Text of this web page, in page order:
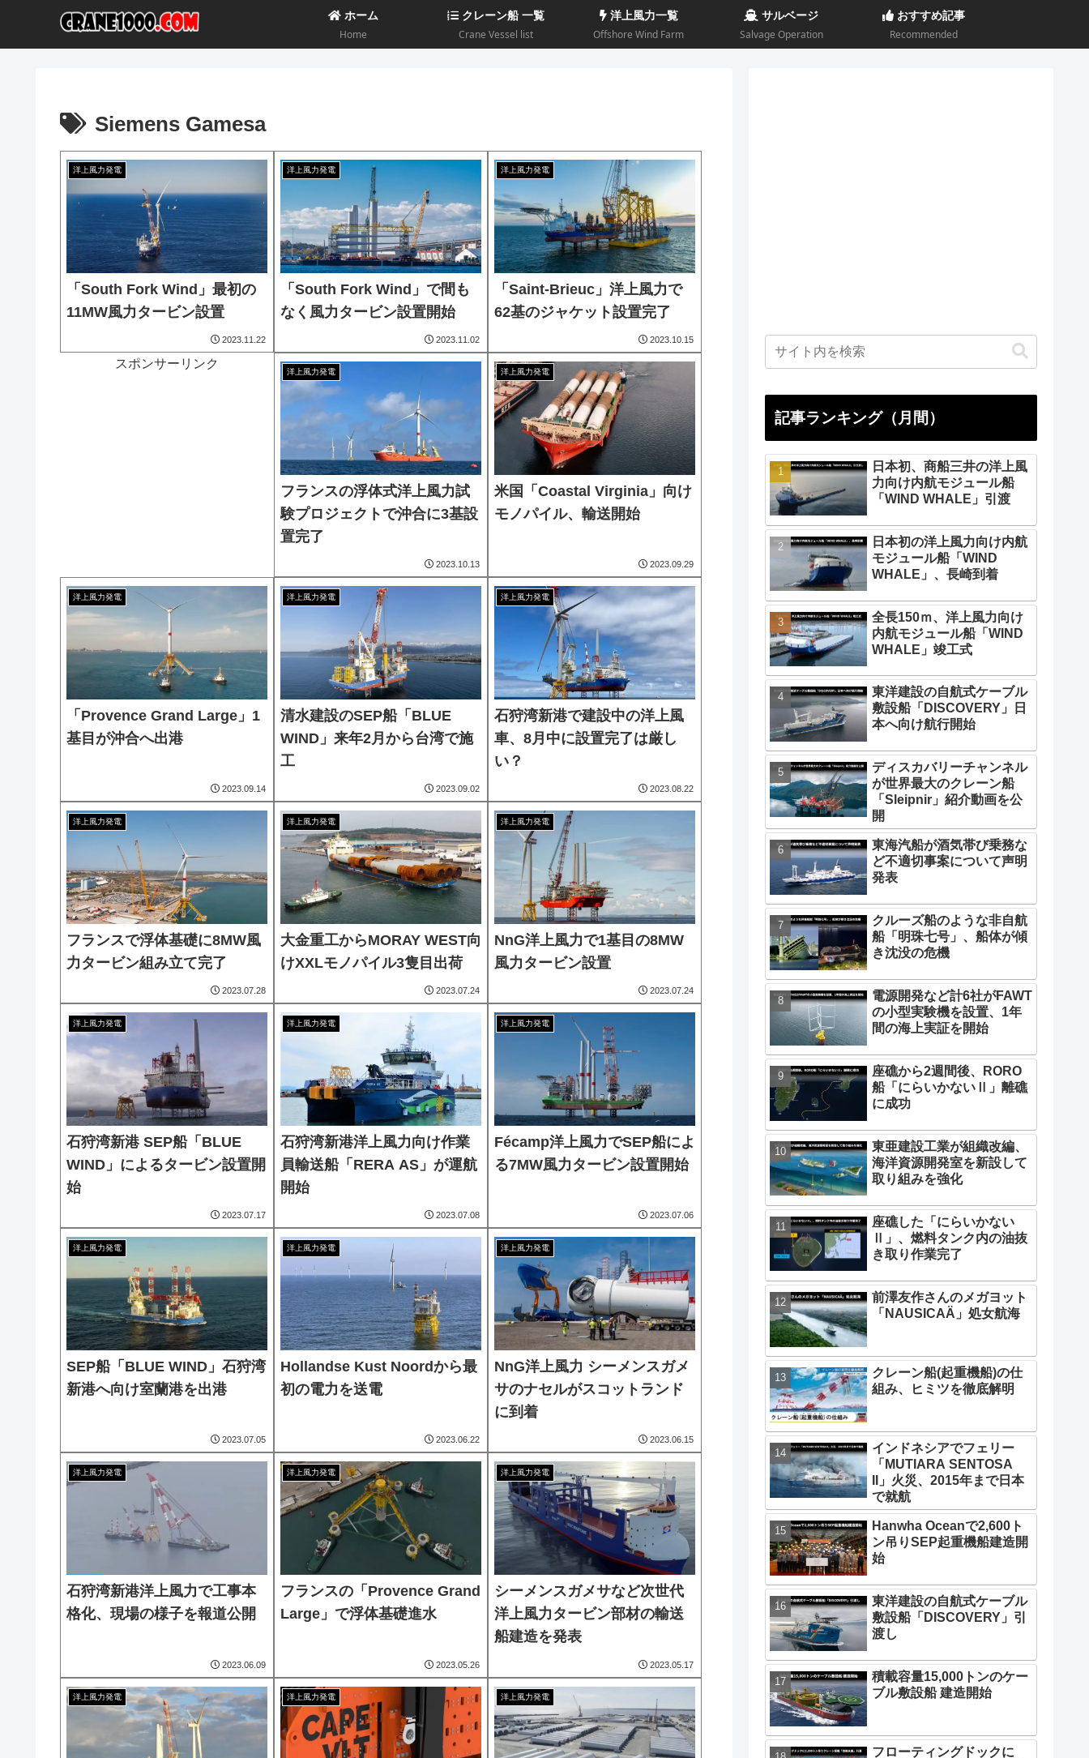
ホーム
Home
クレーン船 一覧
Crane Vessel list
洋上風力一覧
Offshore Wind Farm
サルベージ
Salvage Operation
おすすめ記事
Recommended
Siemens Gamesa
洋上風力発電
「South Fork Wind」最初の
11MW風力タービン設置
2023.11.22
洋上風力発電
「South Fork Wind」で間も
なく風力タービン設置開始
2023.11.02
洋上風力発電
「Saint-Brieuc」洋上風力で
62基のジャケット設置完了
2023.10.15
スポンサーリンク
洋上風力発電
フランスの浮体式洋上風力試
験プロジェクトで沖合に3基設
置完了
2023.10.13
洋上風力発電
米国「Coastal Virginia」向け
モノパイル、輸送開始
2023.09.29
洋上風力発電
「Provence Grand Large」1
基目が沖合へ出港
2023.09.14
洋上風力発電
清水建設のSEP船「BLUE
WIND」来年2月から台湾で施
工
2023.09.02
洋上風力発電
石狩湾新港で建設中の洋上風
車、8月中に設置完了は厳し
い？
2023.08.22
洋上風力発電
フランスで浮体基礎に8MW風
力タービン組み立て完了
2023.07.28
洋上風力発電
大金重工からMORAY WEST向
けXXLモノパイル3隻目出荷
2023.07.24
洋上風力発電
NnG洋上風力で1基目の8MW
風力タービン設置
2023.07.24
洋上風力発電
石狩湾新港 SEP船「BLUE
WIND」によるタービン設置開
始
2023.07.17
洋上風力発電
石狩湾新港洋上風力向け作業
員輸送船「RERA AS」が運航
開始
2023.07.08
洋上風力発電
Fécamp洋上風力でSEP船によ
る7MW風力タービン設置開始
2023.07.06
洋上風力発電
SEP船「BLUE WIND」石狩湾
新港へ向け室蘭港を出港
2023.07.05
洋上風力発電
Hollandse Kust Noordから最
初の電力を送電
2023.06.22
洋上風力発電
NnG洋上風力 シーメンスガメ
サのナセルがスコットランド
に到着
2023.06.15
洋上風力発電
石狩湾新港洋上風力で工事本
格化、現場の様子を報道公開
2023.06.09
洋上風力発電
フランスの「Provence Grand
Large」で浮体基礎進水
2023.05.26
洋上風力発電
シーメンスガメサなど次世代
洋上風力タービン部材の輸送
船建造を発表
2023.05.17
洋上風力発電 洋上風力発電 洋上風力発電
記事ランキング（月間）
日本初、商船三井の洋上風
力向け内航モジュール船
「WIND WHALE」引渡
日本初の洋上風力向け内航
モジュール船「WIND
WHALE」、長崎到着
全長150ｍ、洋上風力向け
内航モジュール船「WIND
WHALE」竣工式
東洋建設の自航式ケーブル
敷設船「DISCOVERY」日
本へ向け航行開始
ディスカバリーチャンネル
が世界最大のクレーン船
「Sleipnir」紹介動画を公
開
東海汽船が酒気帯び乗務な
ど不適切事案について声明
発表
クルーズ船のような非自航
船「明珠七号」、船体が傾
き沈没の危機
電源開発など計6社がFAWT
の小型実験機を設置、1年
間の海上実証を開始
座礁から2週間後、RORO
船「にらいかないⅡ」離礁
に成功
東亜建設工業が組織改編、
海洋資源開発室を新設して
取り組みを強化
座礁した「にらいかない
Ⅱ」、燃料タンク内の油抜
き取り作業完了
前澤友作さんのメガヨット
「NAUSICAÄ」処女航海
クレーン船(起重機船)の仕
組み、ヒミツを徹底解明
インドネシアでフェリー
「MUTIARA SENTOSA
II」火災、2015年まで日本
で就航
Hanwha Oceanで2,600ト
ン吊りSEP起重機船建造開
始
東洋建設の自航式ケーブル
敷設船「DISCOVERY」引
渡し
積載容量15,000トンのケー
ブル敷設船 建造開始
フローティングドックに